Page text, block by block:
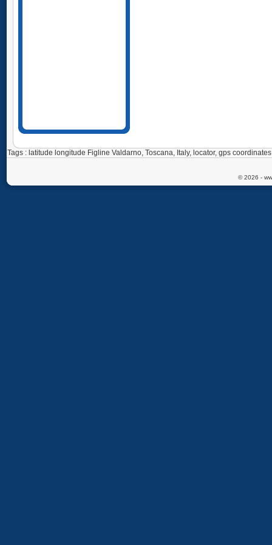
Tags : latitude longitude Figline Valdarno, Toscana, Italy, locator, gps
© 2026 -